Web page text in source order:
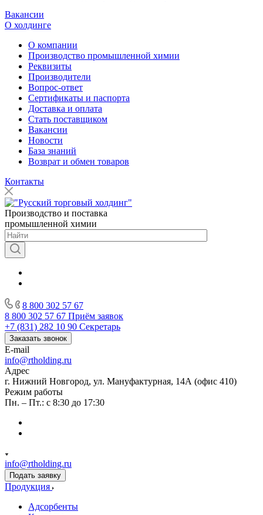
Вакансии
О холдинге
О компании
Производство промышленной химии
Реквизиты
Производители
Вопрос-ответ
Сертификаты и паспорта
Доставка и оплата
Стать поставщиком
Вакансии
Новости
База знаний
Возврат и обмен товаров
Контакты
Производство и поставка
промышленной химии
8 800 302 57 67
8 800 302 57 67 Приём заявок
+7 (831) 282 10 90 Секретарь
Заказать звонок
E-mail
info@rtholding.ru
Адрес
г. Нижний Новгород, ул. Мануфактурная, 14А (офис 410)
Режим работы
Пн. – Пт.: с 8:30 до 17:30
info@rtholding.ru
Подать заявку
Продукция
Адсорбенты